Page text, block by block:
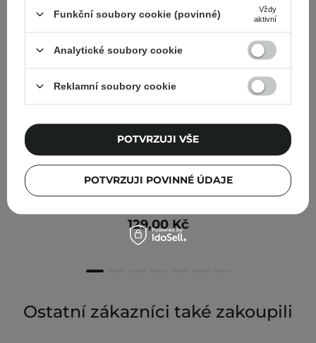
Tolpa - Self Care - Sprchový gel - Energy - 400 ml
129,00 Kč
Ostatní zákazníci také zakoupili
Funkční soubory cookie (povinné)
Vždy
aktivní
Analytické soubory cookie
Reklamní soubory cookie
POTVRZUJI POVINNÉ ÚDAJE
POTVRZUJI VŠE